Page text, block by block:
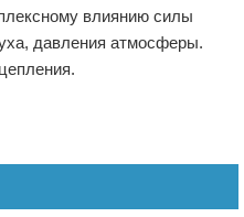
влиянию силы
давления атмосферы.